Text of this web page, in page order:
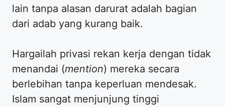
lain tanpa alasan darurat adalah bagian
dari adab yang kurang baik.
Hargailah privasi rekan kerja dengan tidak
menandai (mention) mereka secara
berlebihan tanpa keperluan mendesak.
Islam sangat menjunjung tinggi